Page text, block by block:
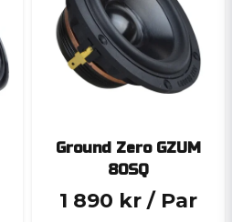
Ground Zero GZUM
80SQ
1 890 kr / Par